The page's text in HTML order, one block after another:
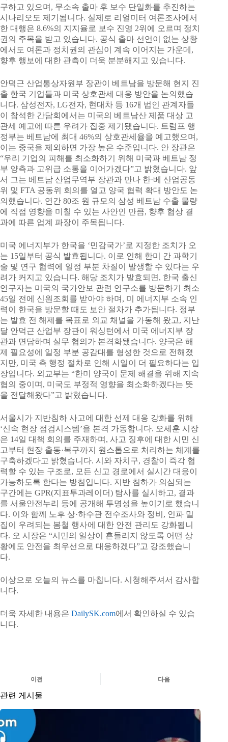
구하고 있으며, 무소속 출마 후 보수 단일화를 추진하는
시나리오도 제기됩니다. 실제로 리얼미터 여론조사에서
한 대행은 8.6%의 지지율로 보수 진영 2위에 오르며 정치
권의 주목을 받고 있습니다. 공식 출마 선언이 없는 상황
에서도 여론과 정치권의 관심이 계속 이어지는 가운데,
향후 행보에 대한 관측이 더욱 분분해지고 있습니다.
안덕근 산업통상자원부 장관이 베트남을 방문해 현지 진
출 한국 기업들과 미국 상호관세 대응 방안을 논의했습
니다. 삼성전자, LG전자, 현대차 등 16개 법인 관계자들
이 참석한 간담회에서는 미국의 베트남산 제품 대상 고
관세 예고에 따른 우려가 집중 제기됐습니다. 트럼프 행
정부는 베트남에 최대 46%의 상호관세율을 예고했으며,
이는 중국을 제외하면 가장 높은 수준입니다. 안 장관은
“우리 기업의 피해를 최소화하기 위해 미국과 베트남 정
부 양측과 고위급 소통을 이어가겠다”고 밝혔습니다. 앞
서 그는 베트남 산업무역부 장관과 만나 한·베 산업공동
위 및 FTA 공동위 회의를 열고 양국 협력 확대 방안도 논
의했습니다. 연간 80조 원 규모의 삼성 베트남 수출 물량
에 직접 영향을 미칠 수 있는 사안인 만큼, 향후 협상 결
과에 따른 업계 파장이 주목됩니다.
미국 에너지부가 한국을 ‘민감국가’로 지정한 조치가 오
는 15일부터 공식 발효됩니다. 이로 인해 한미 간 과학기
술 및 연구 협력에 일정 부분 차질이 발생할 수 있다는 우
려가 커지고 있습니다. 해당 조치가 발효되면, 한국 출신
연구자는 미국의 국가안보 관련 연구소를 방문하기 최소
45일 전에 신원조회를 받아야 하며, 미 에너지부 소속 인
력이 한국을 방문할 때도 보안 절차가 추가됩니다. 정부
는 발효 전 해제를 목표로 외교 채널을 가동해 왔고, 지난
달 안덕근 산업부 장관이 워싱턴에서 미국 에너지부 장
관과 면담하며 실무 협의가 본격화됐습니다. 양국은 해
제 필요성에 일정 부분 공감대를 형성한 것으로 전해졌
지만, 미국 측 행정 절차로 인해 시일이 더 필요하다는 입
장입니다. 외교부는 “한미 양국이 문제 해결을 위해 지속
협의 중이며, 미국도 부정적 영향을 최소화하겠다는 뜻
을 전달해왔다”고 밝혔습니다.
서울시가 지반침하 사고에 대한 선제 대응 강화를 위해
‘신속 현장 점검시스템’을 본격 가동합니다. 오세훈 시장
은 14일 대책 회의를 주재하며, 사고 징후에 대한 시민 신
고부터 현장 출동·복구까지 원스톱으로 처리하는 체계를
구축하겠다고 밝혔습니다. 시와 자치구, 경찰이 즉각 협
력할 수 있는 구조로, 모든 신고 경로에서 실시간 대응이
가능하도록 한다는 방침입니다. 지반 침하가 의심되는
구간에는 GPR(지표투과레이더) 탐사를 실시하고, 결과
를 서울안전누리 등에 공개해 투명성을 높이기로 했습니
다. 이와 함께 노후 상·하수관 전수조사와 정비, 인파 밀
집이 우려되는 봄철 행사에 대한 안전 관리도 강화됩니
다. 오 시장은 “시민의 일상이 흔들리지 않도록 어떤 상
황에도 안전을 최우선으로 대응하겠다”고 강조했습니
다.
이상으로 오늘의 뉴스를 마칩니다. 시청해주셔서 감사합
니다.
더욱 자세한 내용은 DailySK.com에서 확인하실 수 있습
니다.
이전 다음
관련 게시물